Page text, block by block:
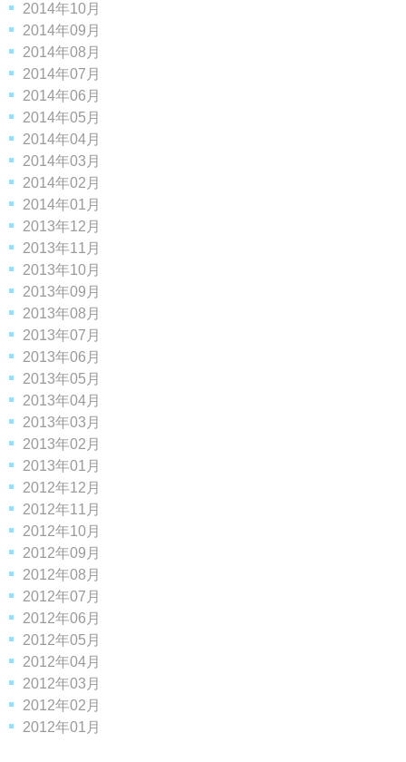
2014年10月
2014年09月
2014年08月
2014年07月
2014年06月
2014年05月
2014年04月
2014年03月
2014年02月
2014年01月
2013年12月
2013年11月
2013年10月
2013年09月
2013年08月
2013年07月
2013年06月
2013年05月
2013年04月
2013年03月
2013年02月
2013年01月
2012年12月
2012年11月
2012年10月
2012年09月
2012年08月
2012年07月
2012年06月
2012年05月
2012年04月
2012年03月
2012年02月
2012年01月